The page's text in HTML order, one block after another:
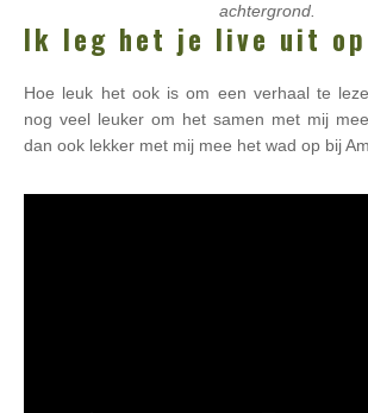
achtergrond.
Ik leg het je live uit op
Hoe leuk het ook is om een verhaal te
nog veel leuker om het samen met mij
dan ook lekker met mij mee het wad op bij